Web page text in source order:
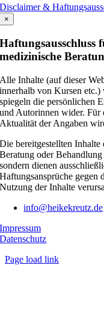
Disclaimer &
×
Haftungsausschluss
medizinische
Alle Inhalte (auf dieser
innerhalb von Kursen etc.)
spiegeln die persönlichen
und Autorinnen wider.
Aktualität der Angaben
Die bereitgestellten
Beratung oder
sondern dienen
Haftungsansprüche
Nutzung der Inhalte
info@heikekreutz.de
Impressum
Datenschutz
Page load link